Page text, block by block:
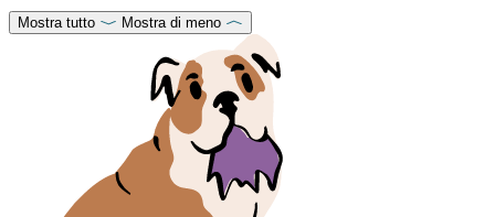
Mostra tutto Mostra di meno